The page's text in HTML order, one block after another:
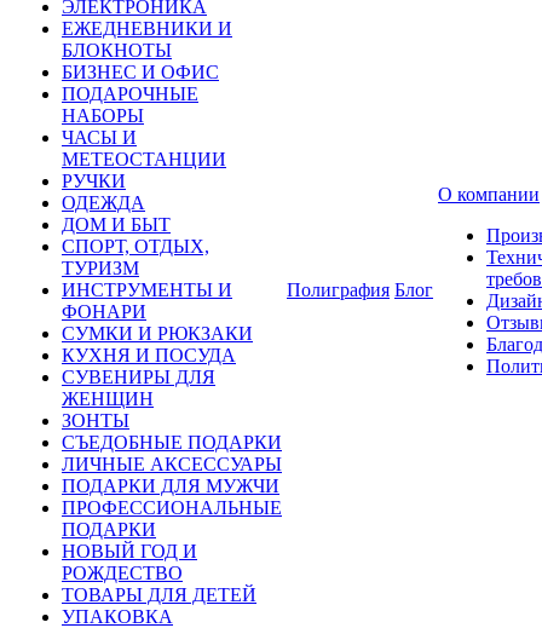
ЭЛЕКТРОНИКА
ЕЖЕДНЕВНИКИ И
БЛОКНОТЫ
БИЗНЕС И ОФИС
ПОДАРОЧНЫЕ
НАБОРЫ
ЧАСЫ И
МЕТЕОСТАНЦИИ
РУЧКИ
ОДЕЖДА
ДОМ И БЫТ
СПОРТ, ОТДЫХ,
ТУРИЗМ
ИНСТРУМЕНТЫ И
ФОНАРИ
СУМКИ И РЮКЗАКИ
КУХНЯ И ПОСУДА
СУВЕНИРЫ ДЛЯ
ЖЕНЩИН
ЗОНТЫ
СЪЕДОБНЫЕ ПОДАРКИ
ЛИЧНЫЕ АКСЕССУАРЫ
ПОДАРКИ ДЛЯ МУЖЧИ
ПРОФЕССИОНАЛЬНЫЕ
ПОДАРКИ
НОВЫЙ ГОД И
РОЖДЕСТВО
ТОВАРЫ ДЛЯ ДЕТЕЙ
УПАКОВКА
Полиграфия Блог
О компании